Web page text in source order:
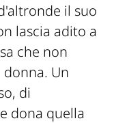
il suo
lascia adito a
che non
Un
di
dona quella